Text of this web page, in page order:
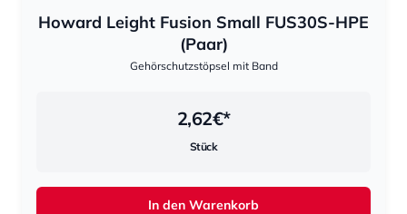
Howard Leight Fusion Small FUS30S-HPE
(Paar)
Gehörschutzstöpsel mit Band
2,62€*
Stück
In den Warenkorb